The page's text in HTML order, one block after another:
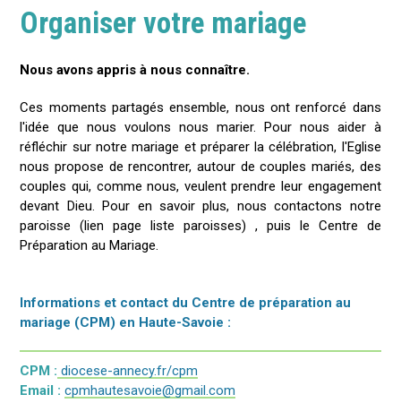
Organiser votre mariage
Nous avons appris à nous connaître.
Ces moments partagés ensemble, nous ont renforcé dans
l'idée que nous voulons nous marier. Pour nous aider à
réfléchir sur notre mariage et préparer la célébration, l'Eglise
nous propose de rencontrer, autour de couples mariés, des
couples qui, comme nous, veulent prendre leur engagement
devant Dieu. Pour en savoir plus, nous contactons notre
paroisse (lien page liste paroisses) , puis le Centre de
Préparation au Mariage.
Informations et contact du Centre de préparation au
mariage (CPM) en Haute-Savoie :
CPM : diocese-annecy.fr/cpm
Email : cpmhautesavoie@gmail.com